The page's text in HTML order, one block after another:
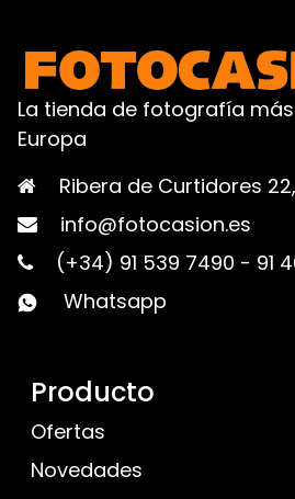
La tienda de fotografía
Europa
Ribera de Curtidores
info@fotocasion.es
(+34) 91 539 7490 - 91
Whatsapp
Producto
Ofertas
Novedades